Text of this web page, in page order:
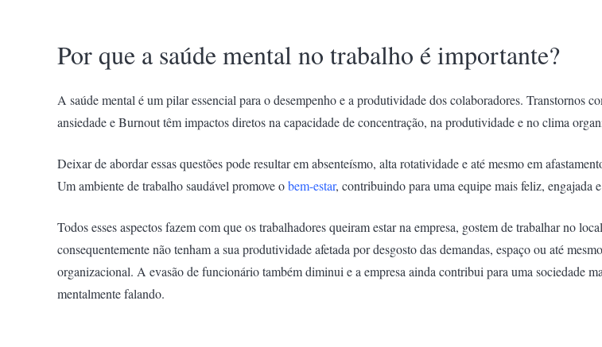
Por que a saúde mental no trabalho é importante?
A saúde mental é um pilar essencial para o desempenho e a produtividade dos colaboradores. Transtornos
ansiedade e Burnout têm impactos diretos na capacidade de concentração, na produtividade e no clima
Deixar de abordar essas questões pode resultar em absenteísmo, alta rotatividade e até mesmo em
Um ambiente de trabalho saudável promove obem-estar, contribuindo para uma equipe mais feliz, engajada
Todos esses aspectos fazem com que os trabalhadores queiram estar na empresa, gostem de trabalhar no
consequentemente não tenham a sua produtividade afetada por desgosto das demandas, espaço ou até
organizacional. A evasão de funcionário também diminui e a empresa ainda contribui para uma sociedade
mentalmente falando.